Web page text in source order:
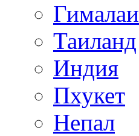
Гималаи
Таиланд
Индия
Пхукет
Непал